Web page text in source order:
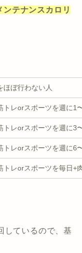
テナンスカロリ
ほぼ行わない人
トレorスポーツを週に1
トレorスポーツを週に3
トレorスポーツを週に6
トレorスポーツを毎日+
しているので、基